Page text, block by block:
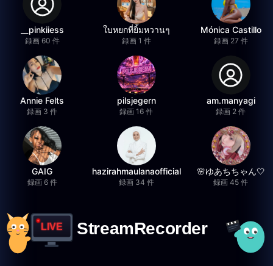
__pinkiiess
録画 60 件
ใบหยกที่ยิ้มหวานๆ
録画 1 件
Mónica Castillo
録画 27 件
Annie Felts
録画 3 件
pilsjegern
録画 16 件
am.manyagi
録画 2 件
GAIG
録画 6 件
hazirahmaulanaofficial
録画 34 件
🌸ゆあちちゃん🤍
録画 45 件